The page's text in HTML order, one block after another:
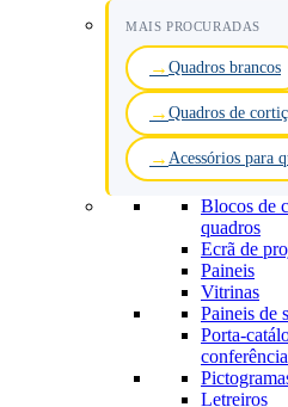
MAIS PROCURADAS
Quadros brancos
Quadros de
Acessórios para
Blocos de
quadros
Ecrã de
Paineis
Vitrinas
Paineis de
Porta-
Letreiros